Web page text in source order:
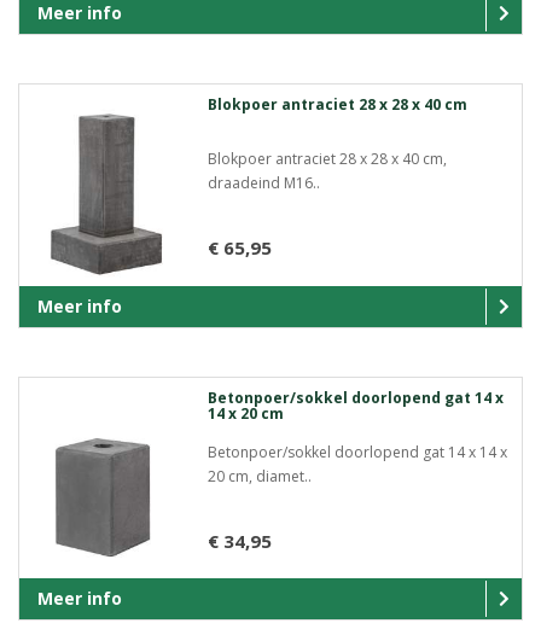
Meer info
Blokpoer antraciet 28 x 28 x 40 cm
Blokpoer antraciet 28 x 28 x 40 cm,
draadeind M16..
€ 65,95
Meer info
Betonpoer/sokkel doorlopend gat 14 x
14 x 20 cm
Betonpoer/sokkel doorlopend gat 14 x 14 x
20 cm, diamet..
€ 34,95
Meer info